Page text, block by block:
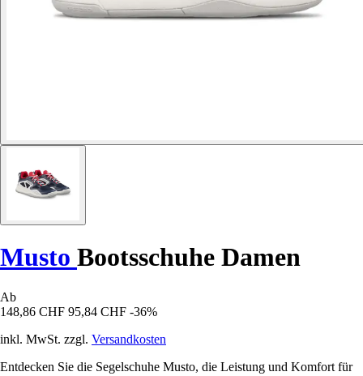
Musto Bootsschuhe Damen
Ab
148,86 CHF 95,84 CHF -36%
inkl. MwSt. zzgl. Versandkosten
Entdecken Sie die Segelschuhe Musto, die Leistung und Komfort für